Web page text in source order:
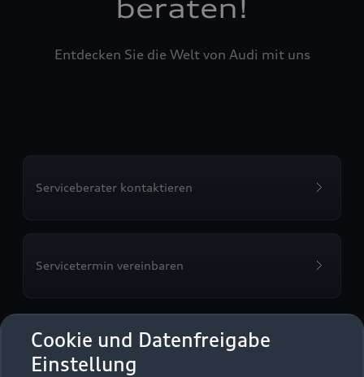
Cookie und Datenfreigabe
Einstellung
beraten!
Entdecken Sie die Welt von Audi mit uns
Serviceberater kontaktieren
Servicetermin vereinbaren
Autozentrum Nord GmbH